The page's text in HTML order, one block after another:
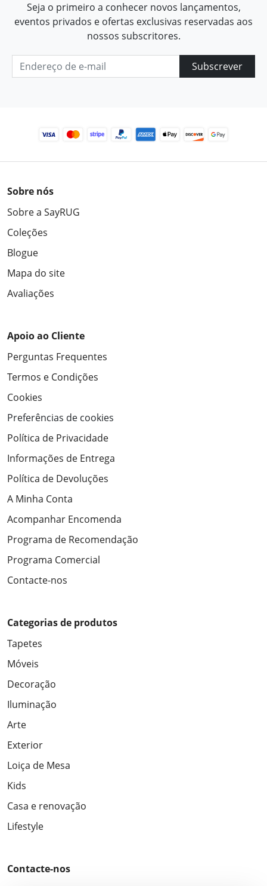
Seja o primeiro a conhecer novos lançamentos,
eventos privados e ofertas exclusivas reservadas aos
nossos subscritores.
Subscrever
Sobre nós
Sobre a SayRUG
Coleções
Blogue
Mapa do site
Avaliações
Apoio ao Cliente
Perguntas Frequentes
Termos e Condições
Cookies
Preferências de cookies
Política de Privacidade
Informações de Entrega
Política de Devoluções
A Minha Conta
Acompanhar Encomenda
Programa de Recomendação
Programa Comercial
Contacte-nos
Categorias de produtos
Tapetes
Móveis
Decoração
Iluminação
Arte
Exterior
Loiça de Mesa
Kids
Casa e renovação
Lifestyle
Contacte-nos